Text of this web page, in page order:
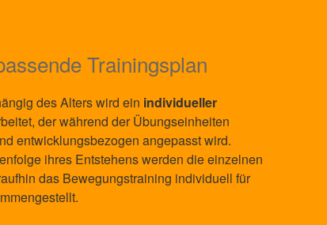
Trainingsplan
des Alters wird ein individueller
der während der Übungseinheiten
entwicklungsbezogen angepasst wird.
ihres Entstehens werden die einzelnen
das Bewegungstraining individuell für